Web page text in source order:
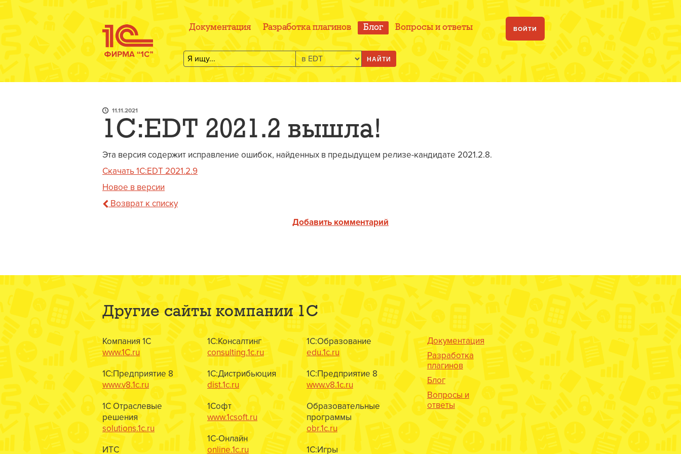
Документация Разработка плагинов Блог Вопросы и ответы ВОЙТИ
НАЙТИ
11.11.2021
1C:EDT 2021.2 вышла!
Эта версия содержит исправление ошибок, найденных в предыдущем релизе-кандидате 2021.2.8.
Скачать 1C:EDT 2021.2.9
Новое в версии
Возврат к списку
Добавить комментарий
Другие сайты компании 1С
Компания 1С
www.1C.ru
1С:Предприятие 8
www.v8.1c.ru
1С Отраслевые
решения
solutions.1c.ru
ИТС
1С:Консалтинг
consulting.1c.ru
1С:Дистрибьюция
dist.1c.ru
1Софт
www.1csoft.ru
1С-Онлайн
online.1c.ru
1С:Образование
edu.1c.ru
1С:Предприятие 8
www.v8.1c.ru
Образовательные
программы
obr.1c.ru
1С:Игры
Документация
Разработка
плагинов
Блог
Вопросы и
ответы